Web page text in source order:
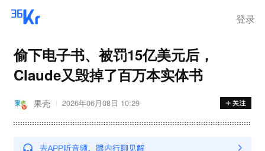
登录
偷下电子书、被罚15亿美元后，
Claude又毁掉了百万本实体书
果壳 2026年06月08日 10:29